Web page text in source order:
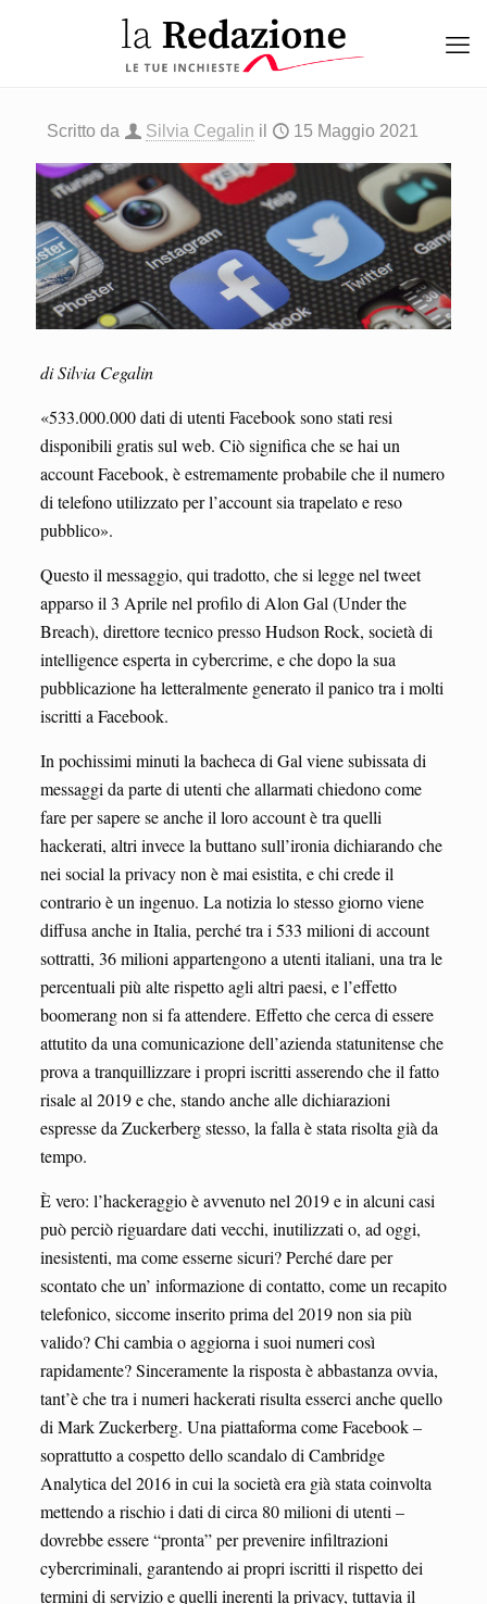
Scritto da Silvia Cegalin il 15 Maggio 2021
di Silvia Cegalin
«533.000.000 dati di utenti Facebook sono stati resi
disponibili gratis sul web. Ciò significa che se hai un
account Facebook, è estremamente probabile che il numero
di telefono utilizzato per l’account sia trapelato e reso
pubblico».
Questo il messaggio, qui tradotto, che si legge nel tweet
apparso il 3 Aprile nel profilo di Alon Gal (Under the
Breach), direttore tecnico presso Hudson Rock, società di
intelligence esperta in cybercrime, e che dopo la sua
pubblicazione ha letteralmente generato il panico tra i molti
iscritti a Facebook.
In pochissimi minuti la bacheca di Gal viene subissata di
messaggi da parte di utenti che allarmati chiedono come
fare per sapere se anche il loro account è tra quelli
hackerati, altri invece la buttano sull’ironia dichiarando che
nei social la privacy non è mai esistita, e chi crede il
contrario è un ingenuo. La notizia lo stesso giorno viene
diffusa anche in Italia, perché tra i 533 milioni di account
sottratti, 36 milioni appartengono a utenti italiani, una tra le
percentuali più alte rispetto agli altri paesi, e l’effetto
boomerang non si fa attendere. Effetto che cerca di essere
attutito da una comunicazione dell’azienda statunitense che
prova a tranquillizzare i propri iscritti asserendo che il fatto
risale al 2019 e che, stando anche alle dichiarazioni
espresse da Zuckerberg stesso, la falla è stata risolta già da
tempo.
È vero: l’hackeraggio è avvenuto nel 2019 e in alcuni casi
può perciò riguardare dati vecchi, inutilizzati o, ad oggi,
inesistenti, ma come esserne sicuri? Perché dare per
scontato che un’ informazione di contatto, come un recapito
telefonico, siccome inserito prima del 2019 non sia più
valido? Chi cambia o aggiorna i suoi numeri così
rapidamente? Sinceramente la risposta è abbastanza ovvia,
tant’è che tra i numeri hackerati risulta esserci anche quello
di Mark Zuckerberg. Una piattaforma come Facebook –
soprattutto a cospetto dello scandalo di Cambridge
Analytica del 2016 in cui la società era già stata coinvolta
mettendo a rischio i dati di circa 80 milioni di utenti –
dovrebbe essere “pronta” per prevenire infiltrazioni
cybercriminali, garantendo ai propri iscritti il rispetto dei
termini di servizio e quelli inerenti la privacy, tuttavia il